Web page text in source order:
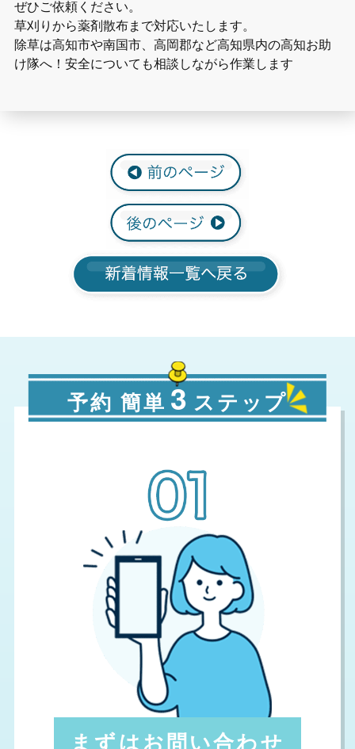
ぜひご依頼ください。
草刈りから薬剤散布まで対応いたします。
除草は高知市や南国市、高岡郡など高知県内の高知お助
け隊へ！安全についても相談しながら作業します
予約 簡単 3 ステップ
まずはお問い合わせ